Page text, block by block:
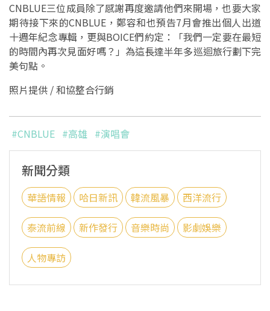
CNBLUE三位成員除了感謝再度邀請他們來開場，也要大家
期待接下來的CNBLUE，鄭容和也預告7月會推出個人出道
十週年紀念專輯，更與BOICE們約定：「我們一定要在最短
的時間內再次見面好嗎？」為這長達半年多巡迴旅行劃下完
美句點。
照片提供 / 和協整合行銷
#CNBLUE #高雄 #演唱會
新聞分類
華語情報 哈日新訊 韓流風暴 西洋流行
泰流前線 新作發行 音樂時尚 影劇娛樂
人物專訪